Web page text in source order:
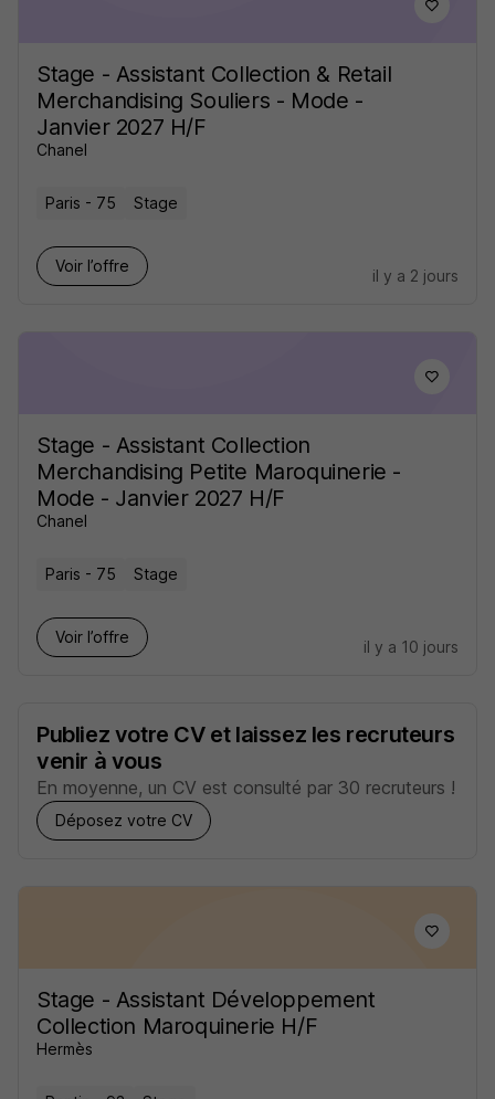
Stage - Assistant Collection & Retail
Merchandising Souliers - Mode -
Janvier 2027 H/F
Chanel
Paris - 75 Stage
Voir l’offre
il y a 2 jours
Stage - Assistant Collection
Merchandising Petite Maroquinerie -
Mode - Janvier 2027 H/F
Chanel
Paris - 75 Stage
Voir l’offre
il y a 10 jours
Publiez votre CV et laissez les recruteurs
venir à vous
En moyenne, un CV est consulté par 30 recruteurs !
Déposez votre CV
Stage - Assistant Développement
Collection Maroquinerie H/F
Hermès